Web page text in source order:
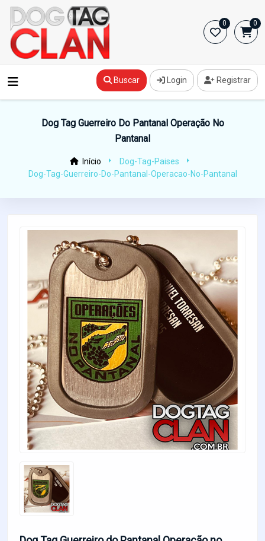
0 0
Buscar Login Registrar
Dog Tag Guerreiro Do Pantanal Operação No
Pantanal
Início
Dog-Tag-Paises
Dog-Tag-Guerreiro-Do-Pantanal-Operacao-No-Pantanal